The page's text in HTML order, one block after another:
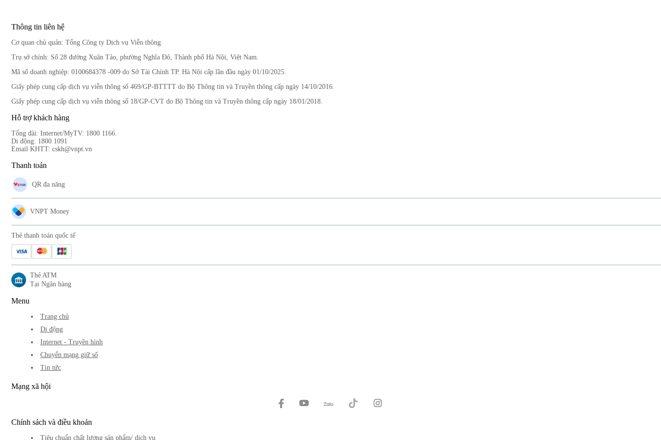
Thông tin liên hệ
Cơ quan chủ quản: Tổng Công ty Dịch vụ Viễn thông.
Trụ sở chính: Số 28 đường Xuân Tảo, phường Nghĩa Đô, Thành phố Hà Nội, Việt Nam.
Mã số doanh nghiệp: 0100684378 -009 do Sở Tài Chính TP. Hà Nội cấp lần đầu ngày 01/10/2025.
Giấy phép cung cấp dịch vụ viễn thông số 469/GP-BTTTT do Bộ Thông tin và Truyền thông cấp ngày 14/10/2016.
Giấy phép cung cấp dịch vụ viễn thông số 18/GP-CVT do Bộ Thông tin và Truyền thông cấp ngày 18/01/2018.
Hỗ trợ khách hàng
Tổng đài: Internet/MyTV: 1800 1166.
Di động: 1800 1091
Email KHTT: cskh@vnpt.vn
Thanh toán
QR đa năng
VNPT Money
Thẻ thanh toán quốc tế
Thẻ ATM
Tại Ngân hàng
Menu
Trang chủ
Di động
Internet - Truyền hình
Chuyển mạng giữ số
Tin tức
Mạng xã hội
Chính sách và điều khoản
Tiêu chuẩn chất lượng sản phẩm/ dịch vụ